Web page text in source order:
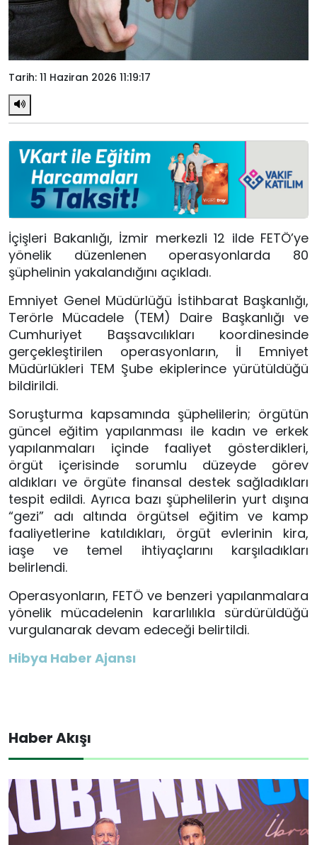
Tarih: 11 Haziran 2026 11:19:17
İçişleri Bakanlığı, İzmir merkezli 12 ilde FETÖ’ye
yönelik düzenlenen operasyonlarda 80
şüphelinin yakalandığını açıkladı.
Emniyet Genel Müdürlüğü İstihbarat Başkanlığı,
Terörle Mücadele (TEM) Daire Başkanlığı ve
Cumhuriyet Başsavcılıkları koordinesinde
gerçekleştirilen operasyonların, İl Emniyet
Müdürlükleri TEM Şube ekiplerince yürütüldüğü
bildirildi.
Soruşturma kapsamında şüphelilerin; örgütün
güncel eğitim yapılanması ile kadın ve erkek
yapılanmaları içinde faaliyet gösterdikleri,
örgüt içerisinde sorumlu düzeyde görev
aldıkları ve örgüte finansal destek sağladıkları
tespit edildi. Ayrıca bazı şüphelilerin yurt dışına
“gezi” adı altında örgütsel eğitim ve kamp
faaliyetlerine katıldıkları, örgüt evlerinin kira,
iaşe ve temel ihtiyaçlarını karşıladıkları
belirlendi.
Operasyonların, FETÖ ve benzeri yapılanmalara
yönelik mücadelenin kararlılıkla sürdürüldüğü
vurgulanarak devam edeceği belirtildi.
Hibya Haber Ajansı
Haber Akışı